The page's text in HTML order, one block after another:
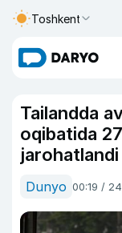
Toshkent
Tailandda
oqibatida
jarohatlandi
Dunyo 00:19 /